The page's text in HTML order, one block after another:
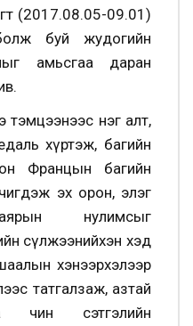
(2017.08.05-09.01)
буй жудогийн
амьсгаа даран
нэг алт,
хүртэж, багийн
Францын багийн
эх орон, элэг
нулимсыг
сүлжээнийхэн хэд
хэнээрхэлээр
татгалзаж, азтай
чин сэтгэлийн